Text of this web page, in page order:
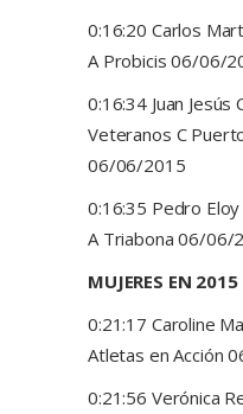
0:16:20 Carlos
A Probicis 06/06/
0:16:34 Juan Jesús
Veteranos C
06/06/2015
0:16:35 Pedro
A Triabona 06/06/
MUJERES EN 2015
0:21:17 Caroline
Atletas en Acción
0:21:56 Verónica